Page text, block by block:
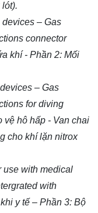
– Gas
connector
khí - Phần 2: Mối
– Gas
for diving
vệ hô hấp - Van chai
cho khí lặn nitrox
use with medical
with
y tế – Phần 3: Bộ